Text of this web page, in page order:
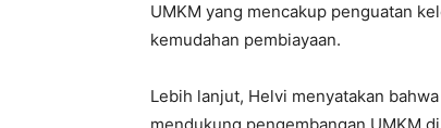
UMKM yang mencakup penguatan
kemudahan pembiayaan.
Lebih lanjut, Helvi menyatakan